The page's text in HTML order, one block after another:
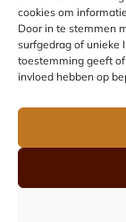
cookies om
Door in te stemmen
surfgedrag of unieke
toestemming geeft
invloed hebben op